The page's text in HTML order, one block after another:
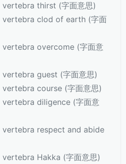
vertebra thirst (字面意思)
vertebra clod of earth (字面
vertebra overcome (字面意
vertebra guest (字面意思)
vertebra course (字面意思)
vertebra diligence (字面意
vertebra respect and abide
vertebra Hakka (字面意思)